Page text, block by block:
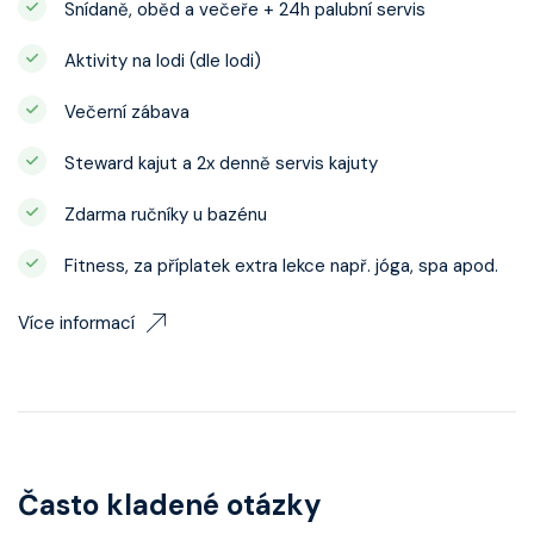
Snídaně, oběd a večeře + 24h palubní servis
Aktivity na lodi (dle lodi)
Večerní zábava
Steward kajut a 2x denně servis kajuty
Zdarma ručníky u bazénu
Fitness, za příplatek extra lekce např. jóga, spa apod.
Více informací
Často kladené otázky